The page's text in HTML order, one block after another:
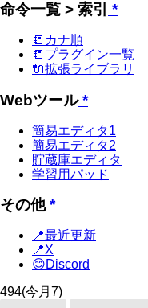
命令一覧 > 索引 *
📒カナ順
📒プラグイン一覧
🔌拡張ライブラリ
Webツール*
簡易エディタ1
簡易エディタ2
貯蔵庫エディタ
学習用パッド
その他*
📍最近更新
📍X
😊Discord
494(今月7)